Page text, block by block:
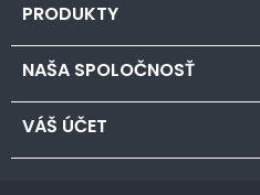
PRODUKTY
NAŠA SPOLOČNOSŤ
VÁŠ ÚČET